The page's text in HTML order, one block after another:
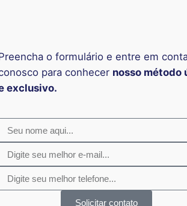
o formulário e entre em
para conhecer nosso método
exclusivo.
Solicitar contato